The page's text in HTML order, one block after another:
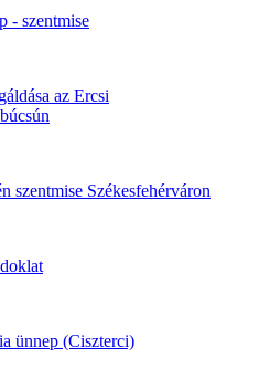
- szentmise
az Ercsi
szentmise Székesfehérváron
ünnep (Ciszterci)